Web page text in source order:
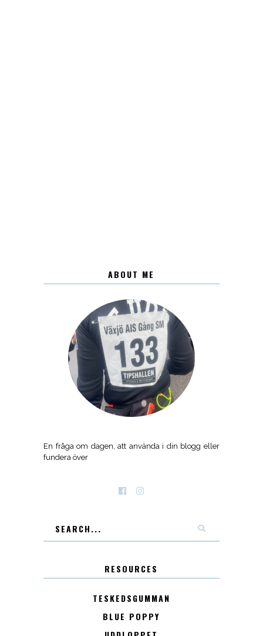
ABOUT ME
En fråga om dagen, att använda i din blogg eller
fundera över
RESOURCES
TESKEDSGUMMAN
BLUE POPPY